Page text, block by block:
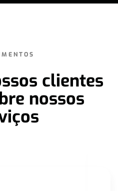
clientes
nossos